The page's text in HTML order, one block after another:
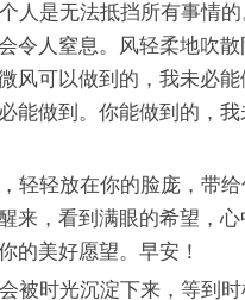
人是无法抵挡所有事情
令人窒息。风轻柔地吹
风可以做到的，我未必
能做到。你能做到的，我
轻轻放在你的脸庞，带
来，看到满眼的希望，
的美好愿望。早安！
被时光沉淀下来，等到时